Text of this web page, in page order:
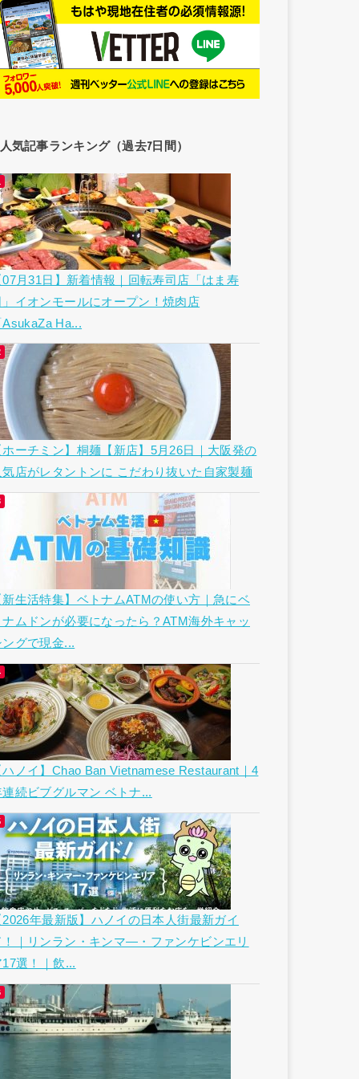
人気記事ランキング（過去7日間）
07月31日】新着情報｜回転寿司店「はま寿
」イオンモールにオープン！焼肉店
AsukaZa Ha...
ホーチミン】桐麺【新店】5月26日｜大阪発の
気店がレタントンに こだわり抜いた自家製麺
新生活特集】ベトナムATMの使い方｜急にベ
ナムドンが必要になったら？ATM海外キャッ
ングで現金...
ハノイ】Chao Ban Vietnamese Restaurant｜4
連続ビブグルマン ベトナ...
2026年最新版】ハノイの日本人街最新ガイ
！｜リンラン・キンマ―・ファンケビンエリ
17選！｜飲...